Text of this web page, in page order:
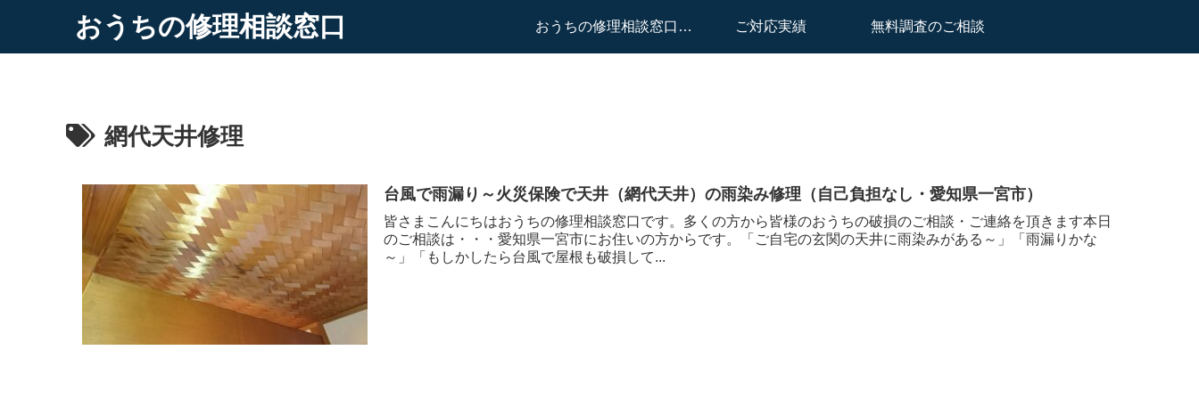
おうちの修理相談窓口 おうちの修理相談窓口はこちらへ ご対応実績 無料調査のご相談
網代天井修理
台風で雨漏り～火災保険で天井（網代天井）の雨染み修理（自己負担なし・愛知県一宮市）
皆さまこんにちはおうちの修理相談窓口です。多くの方から皆様のおうちの破損のご相談・ご連絡を頂きます本日
のご相談は・・・愛知県一宮市にお住いの方からです。「ご自宅の玄関の天井に雨染みがある～」「雨漏りかな
～」「もしかしたら台風で屋根も破損して...